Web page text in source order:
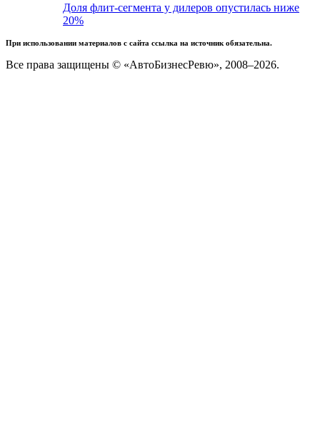
Доля флит-сегмента у дилеров опустилась ниже
20%
При использовании материалов с сайта ссылка на источник обязательна.
Все права защищены © «АвтоБизнесРевю», 2008–2026.